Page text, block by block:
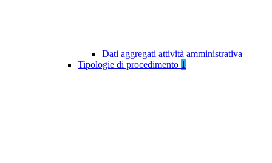
Dati aggregati attività amministrativa
Tipologie di procedimento 1